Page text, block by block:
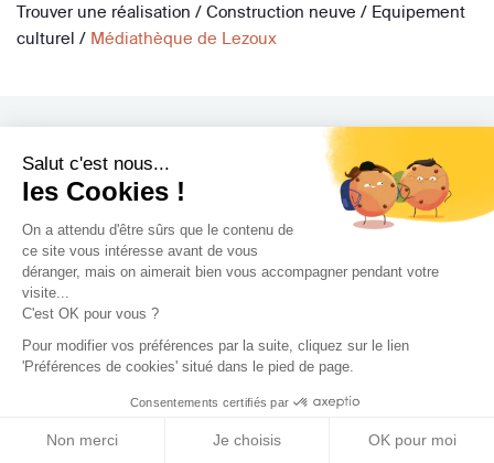
Salut c'est nous...
les Cookies !
On a attendu d'être sûrs que le contenu de
ce site vous intéresse avant de vous
déranger, mais on aimerait bien vous accompagner pendant votre
visite...
C'est OK pour vous ?
Pour modifier vos préférences par la suite, cliquez sur le lien
'Préférences de cookies' situé dans le pied de page.
Consentements certifiés par
Non merci Je choisis OK pour moi
Trouver une réalisation / Construction neuve / Equipement
culturel / Médiathèque de Lezoux
Archidvisor
À propos
Notre blog
Presse
Nos partenaires
Nous contacter